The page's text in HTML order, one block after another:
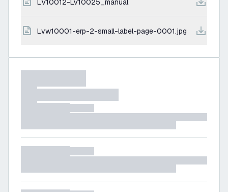
LV10012-LV10025_manual
lvw10001-erp-2-small-label-page-0001.jpg